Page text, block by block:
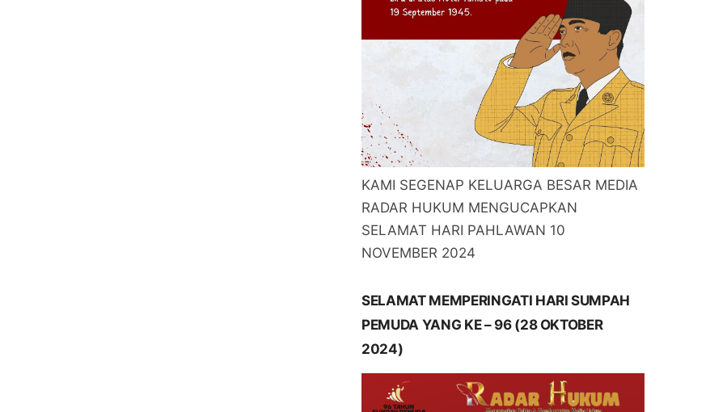
KAMI SEGENAP KELUARGA BESAR MEDIA
RADAR HUKUM MENGUCAPKAN
SELAMAT HARI PAHLAWAN 10
NOVEMBER 2024
SELAMAT MEMPERINGATI HARI SUMPAH
PEMUDA YANG KE – 96 (28 OKTOBER
2024)